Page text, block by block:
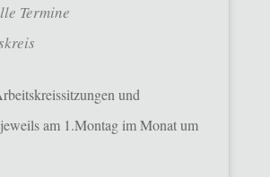
Termine
und
am 1.Montag im Monat um